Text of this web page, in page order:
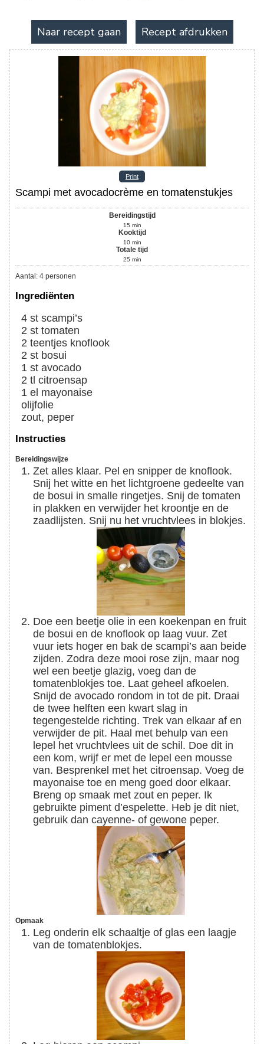
Naar recept gaan Recept afdrukken
Print
Scampi met avocadocrème en tomatenstukjes
Bereidingstijd
15 min
Kooktijd
10 min
Totale tijd
25 min
Aantal : 4 personen
Ingrediënten
4 st scampi’s
2 st tomaten
2 teentjes knoflook
2 st bosui
1 st avocado
2 tl citroensap
1 el mayonaise
olijfolie
zout, peper
Instructies
Bereidingswijze
Zet alles klaar. Pel en snipper de knoflook.
Snij het witte en het lichtgroene gedeelte van
de bosui in smalle ringetjes. Snij de tomaten
in plakken en verwijder het kroontje en de
zaadlijsten. Snij nu het vruchtvlees in blokjes.
Doe een beetje olie in een koekenpan en fruit
de bosui en de knoflook op laag vuur. Zet
vuur iets hoger en bak de scampi’s aan beide
zijden. Zodra deze mooi rose zijn, maar nog
wel een beetje glazig, voeg dan de
tomatenblokjes toe. Laat geheel afkoelen.
Snijd de avocado rondom in tot de pit. Draai
de twee helften een kwart slag in
tegengestelde richting. Trek van elkaar af en
verwijder de pit. Haal met behulp van een
lepel het vruchtvlees uit de schil. Doe dit in
een kom, wrijf er met de lepel een mousse
van. Besprenkel met het citroensap. Voeg de
mayonaise toe en meng goed door elkaar.
Breng op smaak met zout en peper. Ik
gebruikte piment d’espelette. Heb je dit niet,
gebruik dan cayenne- of gewone peper.
Opmaak
Leg onderin elk schaaltje of glas een laagje
van de tomatenblokjes.